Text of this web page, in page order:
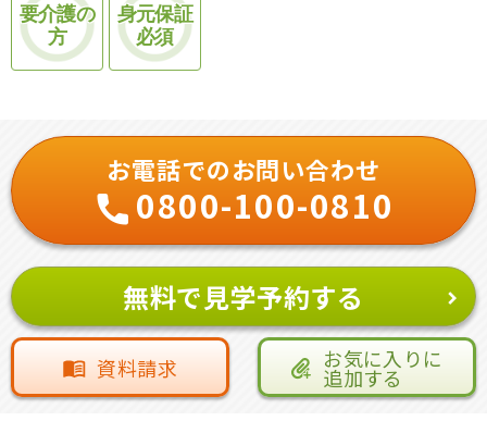
要介護の
方
身元保証
必須
お電話でのお問い合わせ
0800-100-0810
無料で見学予約する
資料請求 お気に入りに
追加する